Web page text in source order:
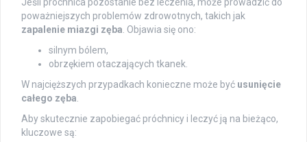
poważniejszych problemów zdrowotnych, takich jak
zapalenie miazgi zęba . Objawia się ono:
silnym bólem,
obrzękiem otaczających tkanek.
W najcięższych przypadkach konieczne może być usunięcie
całego zęba
Aby skutecznie zapobiegać próchnicy i leczyć ją na bieżąco,
kluczowe są: